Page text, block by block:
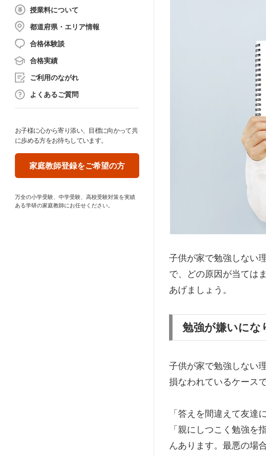
授業料について
都道府県・エリア情報
合格体験談
合格実績
ご利用のながれ
よくあるご質問
お子様に心から寄り添い、目標に向かって共
に歩める方をお待ちしています。
家庭教師登録をご希望の方
万全の小学受験、中学受験、高校受験対策を実績
ある学研の家庭教師にお任せください。
子供が家で勉強しない
で、どの原因が当ては
あげましょう。
勉強が嫌いにな
子供が家で勉強しない
損なわれているケースで
「答えを間違えて友達
「親にしつこく勉強を
んあります。最悪の場